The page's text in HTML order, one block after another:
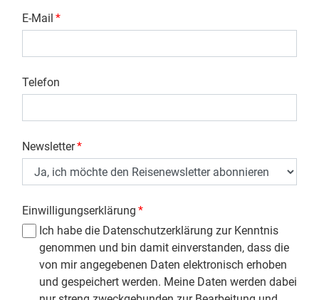
E-Mail *
Telefon
Newsletter*
Einwilligungserklärung *
Ich habe die Datenschutzerklärung zur Kenntnis
genommen und bin damit einverstanden, dass die
von mir angegebenen Daten elektronisch erhoben
und gespeichert werden. Meine Daten werden dabei